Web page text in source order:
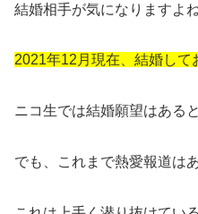
結婚相手が気になりますよね
2021年12月現在、結婚して
ニコ生では結婚願望はある
でも、これまで熱愛報道は